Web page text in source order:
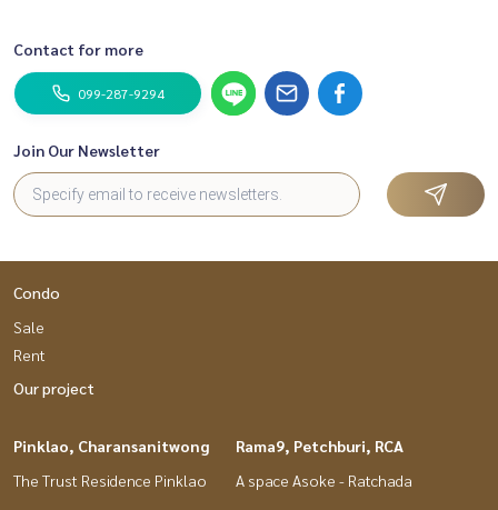
Contact for more
099-287-9294
Join Our Newsletter
Condo
Sale
Rent
Our project
Pinklao, Charansanitwong
The Trust Residence Pinklao
Rama9, Petchburi, RCA
A space Asoke - Ratchada